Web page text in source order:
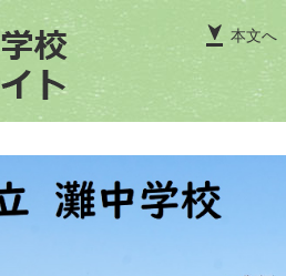
本文へ